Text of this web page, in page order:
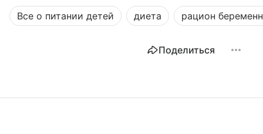
Все о питании детей диета рацион
Поделиться